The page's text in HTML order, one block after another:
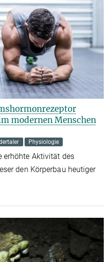
modernen Menschen
Physiologie
erhöhte Aktivität des
den Körperbau heutiger